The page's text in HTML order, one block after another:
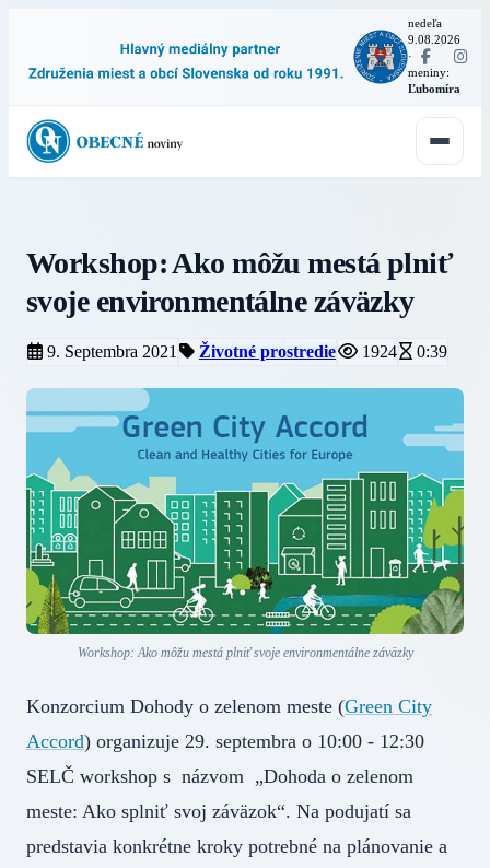
nedeľa
9.08.2026
·
meniny:
Ľubomíra
Workshop: Ako môžu mestá plniť
svoje environmentálne záväzky
9. Septembra 2021 Životné prostredie 1924 0:39
Workshop: Ako môžu mestá plniť svoje environmentálne záväzky
Konzorcium Dohody o zelenom meste (Green City
Accord) organizuje 29. septembra o 10:00 - 12:30
SELČ workshop s názvom „Dohoda o zelenom
meste: Ako splniť svoj záväzok“. Na podujatí sa
predstavia konkrétne kroky potrebné na plánovanie a